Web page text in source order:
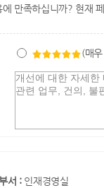
만족하십니까? 현재
(매
서 : 인재경영실